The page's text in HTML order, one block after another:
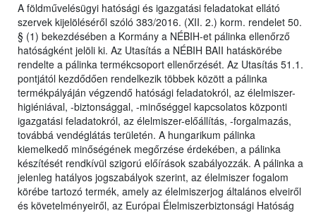
A földművelésügyi hatósági és igazgatási feladatokat ellátó
szervek kijelöléséről szóló 383/2016. (XII. 2.) korm. rendelet 50.
§ (1) bekezdésében a Kormány a NÉBIH-et pálinka ellenőrző
hatóságként jelöli ki. Az Utasítás a NÉBIH BAII hatáskörébe
rendelte a pálinka termékcsoport ellenőrzését. Az Utasítás 51.1.
pontjától kezdődően rendelkezik többek között a pálinka
termékpályáján végzendő hatósági feladatokról, az élelmiszer-
higiéniával, -biztonsággal, -minőséggel kapcsolatos központi
igazgatási feladatokról, az élelmiszer-előállítás, -forgalmazás,
továbbá vendéglátás területén. A hungarikum pálinka
kiemelkedő minőségének megőrzése érdekében, a pálinka
készítését rendkívül szigorú előírások szabályozzák. A pálinka a
jelenleg hatályos jogszabályok szerint, az élelmiszer fogalom
körébe tartozó termék, amely az élelmiszerjog általános elveiről
és követelményeiről, az Európai Élelmiszerbiztonsági Hatóság